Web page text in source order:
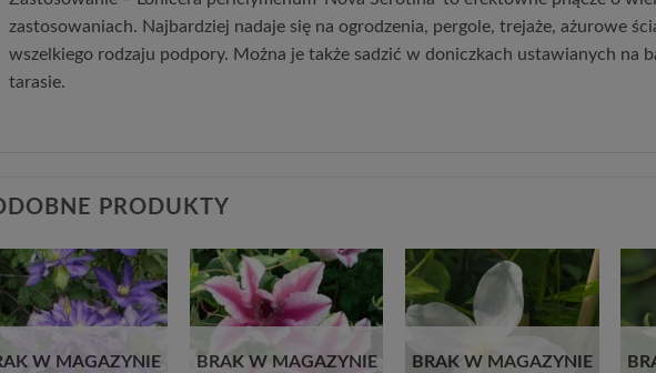
zastosowaniach. Najbardziej nadaje się na ogrodzenia, pergole, trejaże, ażurowe
wszelkiego rodzaju podpory. Można je także sadzić w doniczkach ustawianych na
tarasie.
PRODUKTY
Dodaj
do
życzeń
W MAGAZYNIE
Dodaj
do
życzeń
BRAK W MAGAZYNIE
Dodaj
do
życzeń
BRAK W MAGAZYNIE